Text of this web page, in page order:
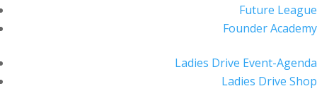
Future League
Founder Academy
Ladies Drive Event-Agenda
Ladies Drive Shop